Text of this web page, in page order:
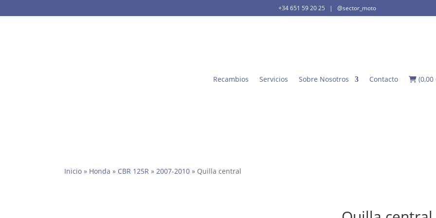
+34 651 59 20 25 | @sector_moto
Recambios Servicios Sobre Nosotros Contacto (0,00
Inicio » Honda » CBR 125R » 2007-2010 » Quilla central